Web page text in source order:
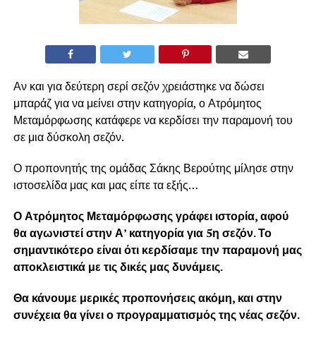
Αν και για δεύτερη σερί σεζόν χρειάστηκε να δώσει
μπαράζ για να μείνει στην κατηγορία, ο Ατρόμητος
Μεταμόρφωσης κατάφερε να κερδίσει την παραμονή του
σε μια δύσκολη σεζόν.
Ο προπονητής της ομάδας Σάκης Βερούτης μίλησε στην
ιστοσελίδα μας και μας είπε τα εξής…
Ο Ατρόμητος Μεταμόρφωσης γράφει ιστορία, αφού
θα αγωνιστεί στην Α’ κατηγορία για 5η σεζόν. Το
σημαντικότερο είναι ότι κερδίσαμε την παραμονή μας
αποκλειστικά με τις δικές μας δυνάμεις.
Θα κάνουμε μερικές προπονήσεις ακόμη, και στην
συνέχεια θα γίνει ο προγραμματισμός της νέας σεζόν.